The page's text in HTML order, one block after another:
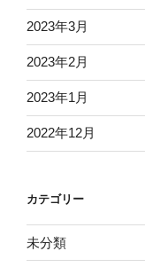
2023年3月
2023年2月
2023年1月
2022年12月
カテゴリー
未分類